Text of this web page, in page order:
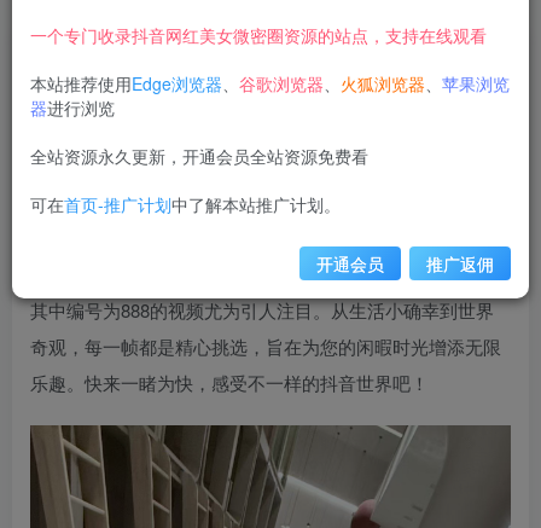
【50P5V】
12个月前发布
备了视觉盛宴，内含50张精挑细选的图片与5个独家视频，
其中编号为888的视频尤为引人注目。从生活小确幸到世界
奇观，每一帧都是精心挑选，旨在为您的闲暇时光增添无限
乐趣。快来一睹为快，感受不一样的抖音世界吧！
一个专门收录抖音网红美女微密圈资源的站点，支持在线观看
本站推荐使用Edge浏览器、 谷歌浏览器、 火狐浏览器、 苹果浏览
器进行浏览
全站资源永久更新，开通会员全站资源免费看
可在首页-推广计划中了解本站推广计划。
开通会员 推广返佣